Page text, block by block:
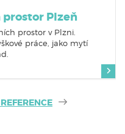
Plzeň
prostor v Plzni.
práce, jako mytí